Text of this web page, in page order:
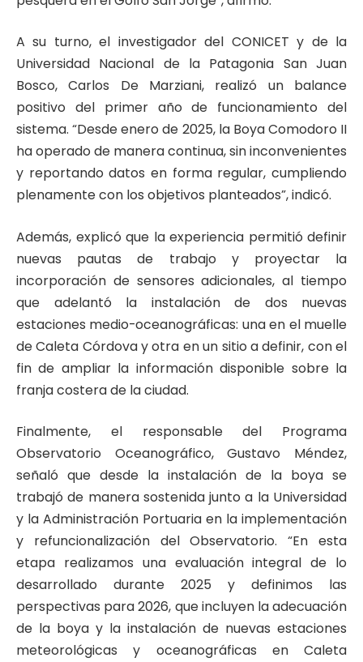
A su turno, el investigador del CONICET y de la
Universidad Nacional de la Patagonia San Juan
Bosco, Carlos De Marziani, realizó un balance
positivo del primer año de funcionamiento del
sistema. “Desde enero de 2025, la Boya Comodoro II
ha operado de manera continua, sin inconvenientes
y reportando datos en forma regular, cumpliendo
plenamente con los objetivos planteados”, indicó.
Además, explicó que la experiencia permitió definir
nuevas pautas de trabajo y proyectar la
incorporación de sensores adicionales, al tiempo
que adelantó la instalación de dos nuevas
estaciones medio-oceanográficas: una en el muelle
de Caleta Córdova y otra en un sitio a definir, con el
fin de ampliar la información disponible sobre la
franja costera de la ciudad.
Finalmente, el responsable del Programa
Observatorio Oceanográfico, Gustavo Méndez,
señaló que desde la instalación de la boya se
trabajó de manera sostenida junto a la Universidad
y la Administración Portuaria en la implementación
y refuncionalización del Observatorio. “En esta
etapa realizamos una evaluación integral de lo
desarrollado durante 2025 y definimos las
perspectivas para 2026, que incluyen la adecuación
de la boya y la instalación de nuevas estaciones
meteorológicas y oceanográficas en Caleta